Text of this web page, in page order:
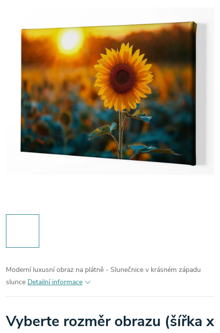
Moderní luxusní obraz na plátně - Slunečnice v krásném západu
slunce Detailní informace
Vyberte rozměr obrazu (šířka x